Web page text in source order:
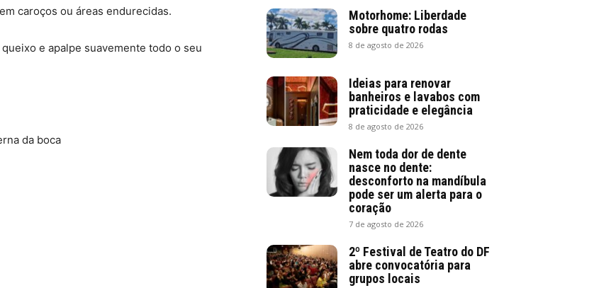
caroços ou áreas endurecidas.
e apalpe suavemente todo o seu
da boca
Motorhome: Liberdade
sobre quatro rodas
8 de agosto de 2026
Ideias para renovar
banheiros e lavabos com
praticidade e elegância
8 de agosto de 2026
Nem toda dor de dente
nasce no dente:
desconforto na mandíbula
pode ser um alerta para o
coração
7 de agosto de 2026
2º Festival de Teatro do DF
abre convocatória para
grupos locais